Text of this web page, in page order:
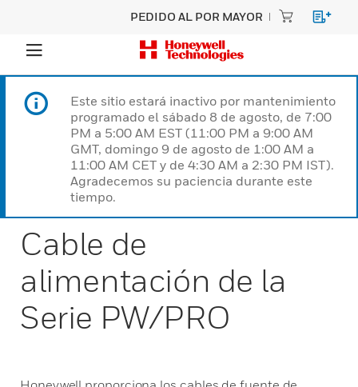
PEDIDO AL POR MAYOR
Este sitio estará inactivo por mantenimiento
programado el sábado 8 de agosto, de 7:00
PM a 5:00 AM EST (11:00 PM a 9:00 AM
GMT, domingo 9 de agosto de 1:00 AM a
11:00 AM CET y de 4:30 AM a 2:30 PM IST).
Agradecemos su paciencia durante este
tiempo.
Cable de
alimentación de la
Serie PW/PRO